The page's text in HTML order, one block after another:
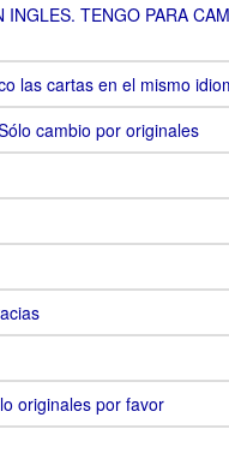
TENGO PARA
las cartas en el mismo
cambio por originales
originales por favor